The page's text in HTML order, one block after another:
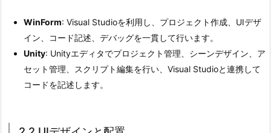
ュ
ー
2.
5.
2.
WinForm: Visual Studioを利用し、プロジェクト作成、UIデザ
イン、コード記述、デバッグを一貫して行います。
Unity: Unityエディタでプロジェクト管理、シーンデザイン、ア
セット管理、スクリプト編集を行い、Visual Studioと連携して
コードを記述します。